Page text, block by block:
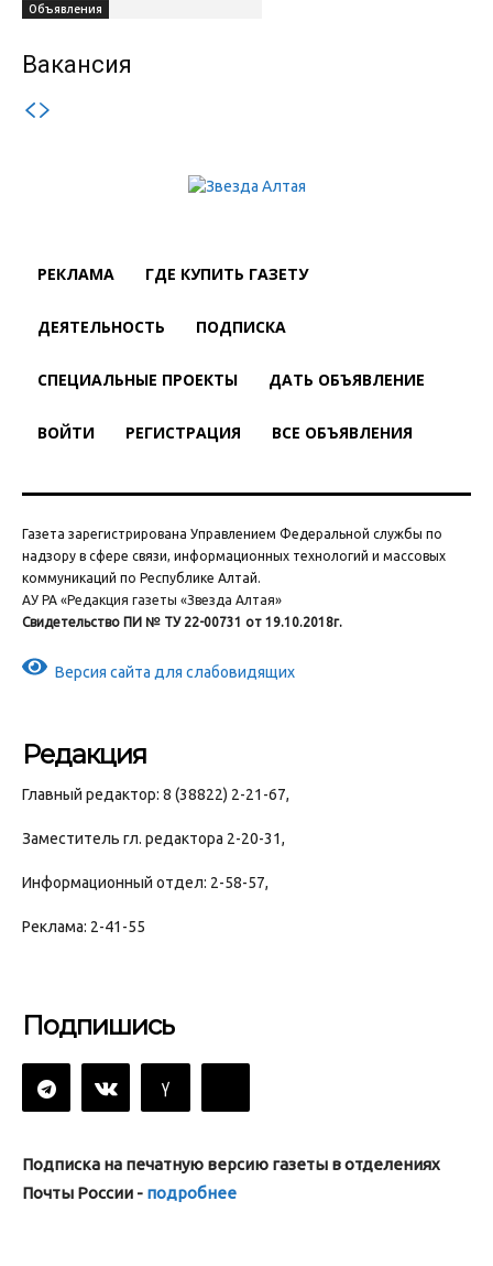
Объявления
Вакансия
РЕКЛАМА ГДЕ КУПИТЬ ГАЗЕТУ
ДЕЯТЕЛЬНОСТЬ ПОДПИСКА
СПЕЦИАЛЬНЫЕ ПРОЕКТЫ ДАТЬ ОБЪЯВЛЕНИЕ
ВОЙТИ РЕГИСТРАЦИЯ ВСЕ ОБЪЯВЛЕНИЯ
Газета зарегистрирована Управлением Федеральной службы по
надзору в сфере связи, информационных технологий и массовых
коммуникаций по Республике Алтай.
АУ РА «Редакция газеты «Звезда Алтая»
Свидетельство ПИ № ТУ 22-00731 от 19.10.2018г.
Версия сайта для слабовидящих
Редакция
Главный редактор: 8 (38822) 2-21-67,
Заместитель гл. редактора 2-20-31,
Информационный отдел: 2-58-57,
Реклама: 2-41-55
Подпишись
Подписка на печатную версию газеты в отделениях
Почты России - подробнее